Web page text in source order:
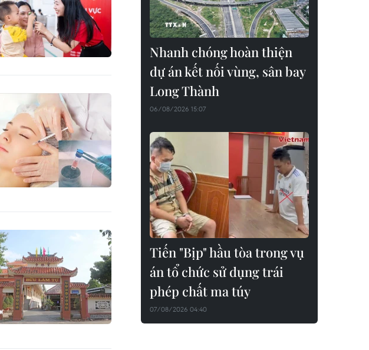
Nhanh chóng hoàn thiện
dự án kết nối vùng, sân bay
Long Thành
06/08/2026 15:07
Tiến "Bịp" hầu tòa trong vụ
án tổ chức sử dụng trái
phép chất ma túy
07/08/2026 04:40